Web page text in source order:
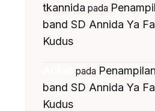
tkannida pada
band SD Annida Ya
Kudus
pada
band SD Annida Ya
Kudus